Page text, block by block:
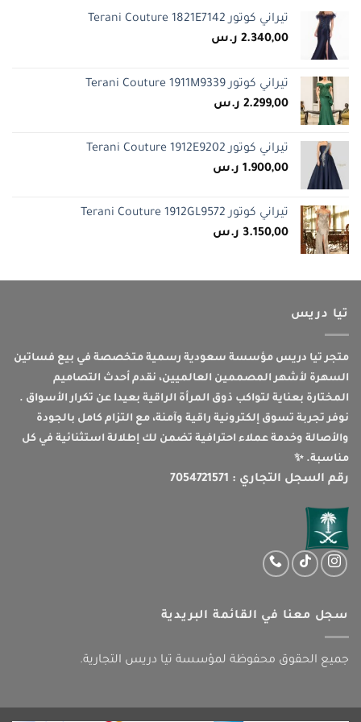
تيراني كوتور Terani Couture 1821E7142
2.340,00 ر.س
تيراني كوتور Terani Couture 1911M9339
2.299,00 ر.س
تيراني كوتور Terani Couture 1912E9202
1.900,00 ر.س
تيراني كوتور Terani Couture 1912GL9572
3.150,00 ر.س
تيا دريس
متجر تيا دريس مؤسسة سعودية رسمية متخصصة في بيع فساتين
السهرة لأشهر المصممين العالميين، نقدم أحدث التصاميم
المختارة بعناية لتواكب ذوق المرأة الراقية بعيدا عن تكرار الأسواق .
نوفر تجربة تسوق إلكترونية راقية وآمنة، مع التزام كامل بالجودة
والأصالة وخدمة عملاء احترافية تضمن لك إطلالة استثنائية في كل
مناسبة. ✨
رقم السجل التجاري : 7054721571
سجل معنا في القائمة البريدية
جميع الحقوق محفوظة لمؤسسة تيا دريس التجارية.